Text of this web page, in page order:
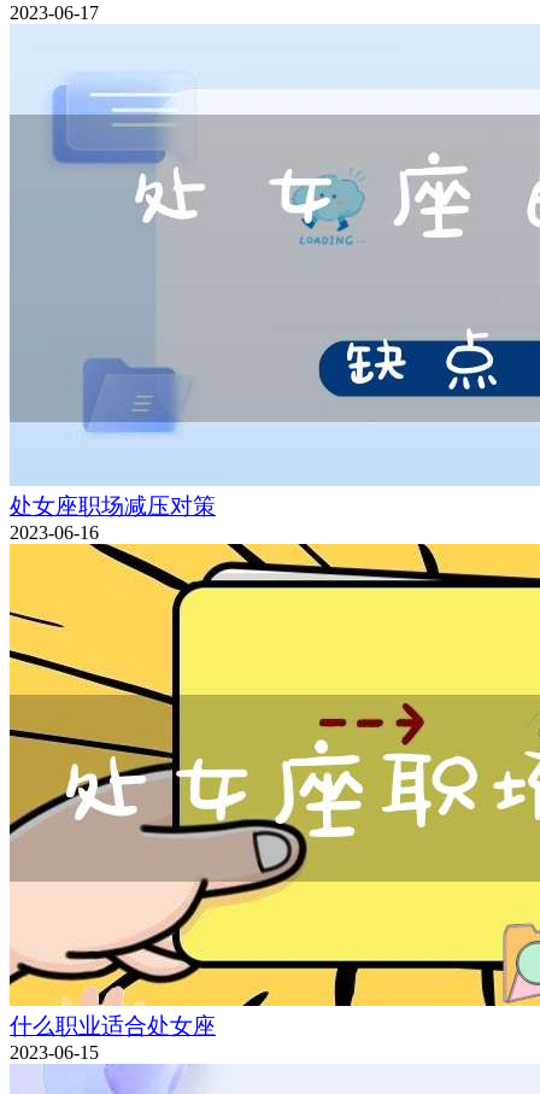
2023-06-17
处女座职场减压对策
2023-06-16
什么职业适合处女座
2023-06-15